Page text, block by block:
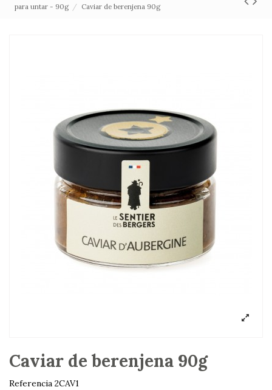
para untar - 90g
Caviar de berenjena 90g
Caviar de berenjena 90g
Referencia 2CAV1